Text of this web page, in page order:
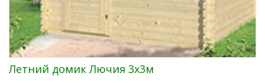
Летний домик Лючия 3x3м